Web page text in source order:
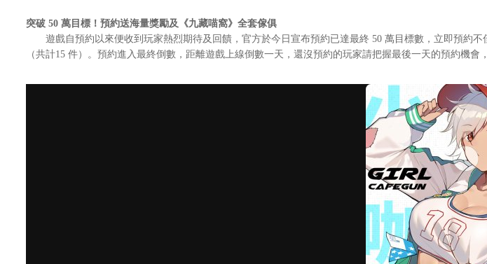
突破 50 萬目標！預約送海量獎勵及《九藏喵窩》全套傢俱
遊戲自預約以來便收到玩家熱烈期待及回饋，官方於今日宣布預約已達最終 50 萬目標數，立即預約
（共計15 件）。預約進入最終倒數，距離遊戲上線倒數一天，還沒預約的玩家請把握最後一天的預約機